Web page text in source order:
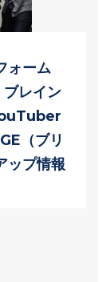
ォーム
レイン
（ブリ
ップ情報